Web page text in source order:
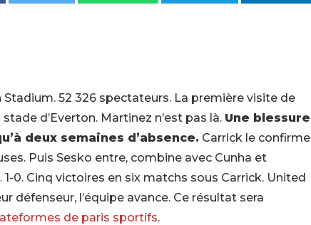
52 326 spectateurs. La première visite de
d’Everton. Martinez n’est pas là. Une blessure
deux semaines d’absence. Carrick le confirme
Puis Sesko entre, combine avec Cunha et
0. Cinq victoires en six matchs sous Carrick. United
défenseur, l’équipe avance. Ce résultat sera
de paris sportifs.